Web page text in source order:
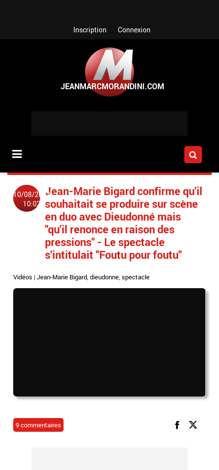
Inscription Connexion
10/08/2022
10:02
Jean-Marie Bigard confirme qu'il
souhaitait se produire sur scène
en duo avec Dieudonné mais
"qu'il renonce en raison des
pressions" - Le spectacle
s'intitulait "Foutu pour foutu"
Vidéos |Jean-Marie Bigard,dieudonne,spectacle
9 commentaires